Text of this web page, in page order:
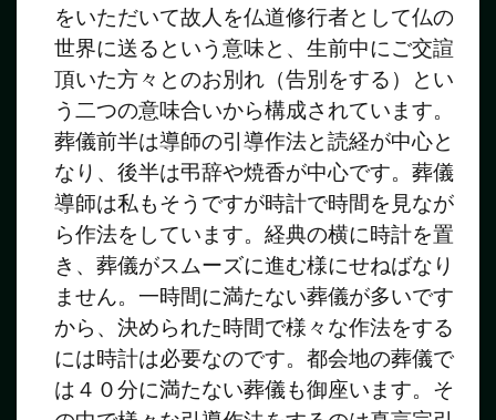
をいただいて故人を仏道修行者として仏の
世界に送るという意味と、生前中にご交諠
頂いた方々とのお別れ（告別をする）とい
う二つの意味合いから構成されています。
葬儀前半は導師の引導作法と読経が中心と
なり、後半は弔辞や焼香が中心です。葬儀
導師は私もそうですが時計で時間を見なが
ら作法をしています。経典の横に時計を置
き、葬儀がスムーズに進む様にせねばなり
ません。一時間に満たない葬儀が多いです
から、決められた時間で様々な作法をする
には時計は必要なのです。都会地の葬儀で
は４０分に満たない葬儀も御座います。そ